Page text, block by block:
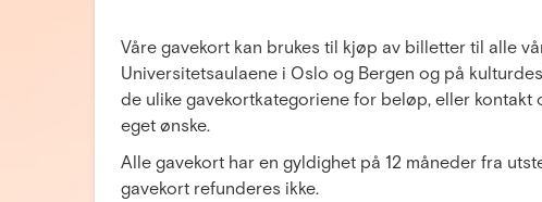
Våre gavekort kan brukes til kjøp av billetter til alle
Universitetsaulaene i Oslo og Bergen og på
de ulike gavekortkategoriene for beløp, eller
eget ønske.
Alle gavekort har en gyldighet på 12 måneder fra
gavekort refunderes ikke.